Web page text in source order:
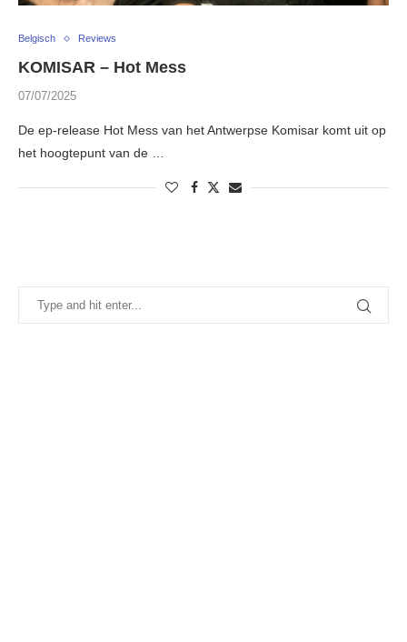
Belgisch Reviews
KOMISAR – Hot Mess
07/07/2025
De ep-release Hot Mess van het Antwerpse Komisar komt uit op
het hoogtepunt van de …